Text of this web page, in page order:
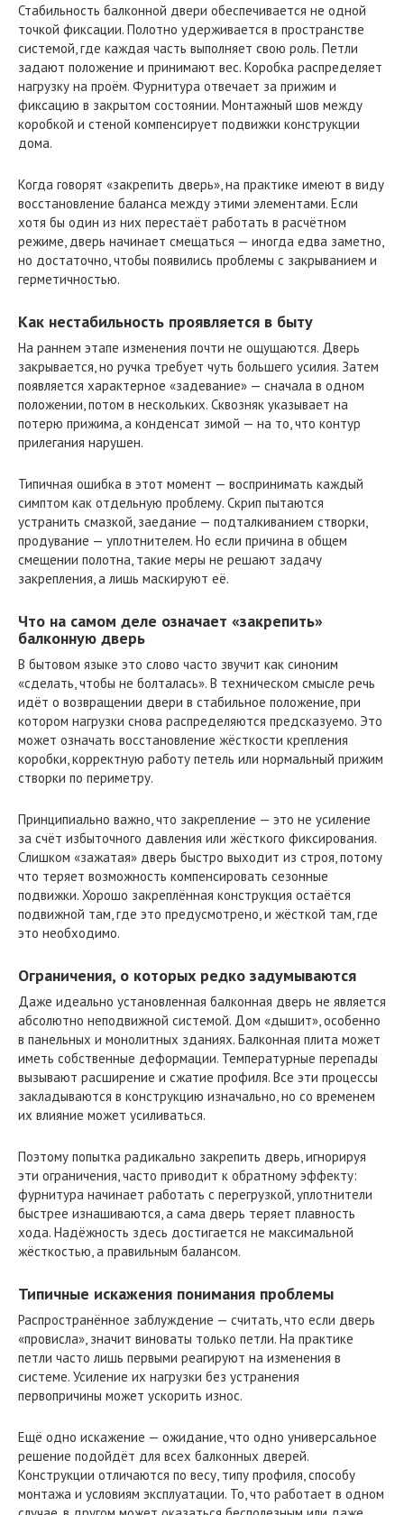
Стабильность балконной двери обеспечивается не одной
точкой фиксации. Полотно удерживается в пространстве
системой, где каждая часть выполняет свою роль. Петли
задают положение и принимают вес. Коробка распределяет
нагрузку на проём. Фурнитура отвечает за прижим и
фиксацию в закрытом состоянии. Монтажный шов между
коробкой и стеной компенсирует подвижки конструкции
дома.
Когда говорят «закрепить дверь», на практике имеют в виду
восстановление баланса между этими элементами. Если
хотя бы один из них перестаёт работать в расчётном
режиме, дверь начинает смещаться — иногда едва заметно,
но достаточно, чтобы появились проблемы с закрыванием и
герметичностью.
Как нестабильность проявляется в быту
На раннем этапе изменения почти не ощущаются. Дверь
закрывается, но ручка требует чуть большего усилия. Затем
появляется характерное «задевание» — сначала в одном
положении, потом в нескольких. Сквозняк указывает на
потерю прижима, а конденсат зимой — на то, что контур
прилегания нарушен.
Типичная ошибка в этот момент — воспринимать каждый
симптом как отдельную проблему. Скрип пытаются
устранить смазкой, заедание — подталкиванием створки,
продувание — уплотнителем. Но если причина в общем
смещении полотна, такие меры не решают задачу
закрепления, а лишь маскируют её.
Что на самом деле означает «закрепить»
балконную дверь
В бытовом языке это слово часто звучит как синоним
«сделать, чтобы не болталась». В техническом смысле речь
идёт о возвращении двери в стабильное положение, при
котором нагрузки снова распределяются предсказуемо. Это
может означать восстановление жёсткости крепления
коробки, корректную работу петель или нормальный прижим
створки по периметру.
Принципиально важно, что закрепление — это не усиление
за счёт избыточного давления или жёсткого фиксирования.
Слишком «зажатая» дверь быстро выходит из строя, потому
что теряет возможность компенсировать сезонные
подвижки. Хорошо закреплённая конструкция остаётся
подвижной там, где это предусмотрено, и жёсткой там, где
это необходимо.
Ограничения, о которых редко задумываются
Даже идеально установленная балконная дверь не является
абсолютно неподвижной системой. Дом «дышит», особенно
в панельных и монолитных зданиях. Балконная плита может
иметь собственные деформации. Температурные перепады
вызывают расширение и сжатие профиля. Все эти процессы
закладываются в конструкцию изначально, но со временем
их влияние может усиливаться.
Поэтому попытка радикально закрепить дверь, игнорируя
эти ограничения, часто приводит к обратному эффекту:
фурнитура начинает работать с перегрузкой, уплотнители
быстрее изнашиваются, а сама дверь теряет плавность
хода. Надёжность здесь достигается не максимальной
жёсткостью, а правильным балансом.
Типичные искажения понимания проблемы
Распространённое заблуждение — считать, что если дверь
«провисла», значит виноваты только петли. На практике
петли часто лишь первыми реагируют на изменения в
системе. Усиление их нагрузки без устранения
первопричины может ускорить износ.
Ещё одно искажение — ожидание, что одно универсальное
решение подойдёт для всех балконных дверей.
Конструкции отличаются по весу, типу профиля, способу
монтажа и условиям эксплуатации. То, что работает в одном